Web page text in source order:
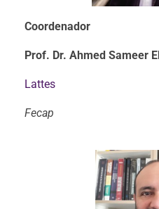
Coordenador
Prof. Dr. Ahmed Sameer
Lattes
Fecap